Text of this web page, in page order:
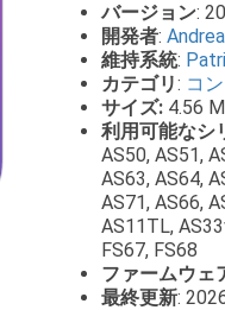
バージョン:
開発者:
維持系統:
カテゴリ: コ
サイズ: 4.56
利用可能なシ
AS50, AS51,
AS63, AS64,
AS71, AS66,
AS11TL,
FS67, FS68
ファームウェ
最終更新: